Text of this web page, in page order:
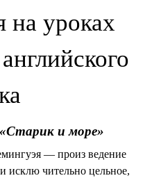
на уроках
и море»
— произ ведение
исклю чительно цельное,